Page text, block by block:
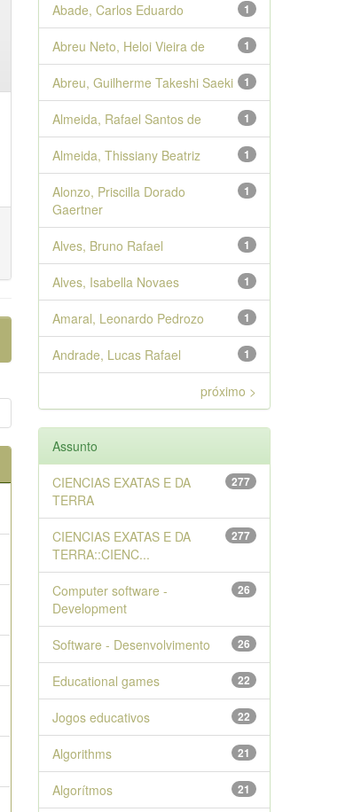
1
Abade, Carlos Eduardo
1
Abreu Neto, Heloi Vieira de
1
Abreu, Guilherme Takeshi Saeki
1
Almeida, Rafael Santos de
1
Almeida, Thissiany Beatriz
1
Alonzo, Priscilla Dorado
Gaertner
1
Alves, Bruno Rafael
1
Alves, Isabella Novaes
1
Amaral, Leonardo Pedrozo
1
Andrade, Lucas Rafael
próximo >
Assunto
277
CIENCIAS EXATAS E DA
TERRA
277
CIENCIAS EXATAS E DA
TERRA::CIENC...
26
Computer software -
Development
26
Software - Desenvolvimento
22
Educational games
22
Jogos educativos
21
Algorithms
21
Algorítmos